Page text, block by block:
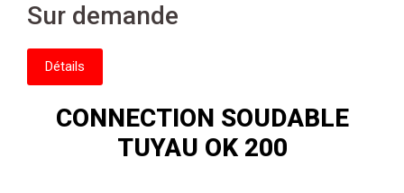
Sur demande
Détails
CONNECTION SOUDABLE
TUYAU OK 200